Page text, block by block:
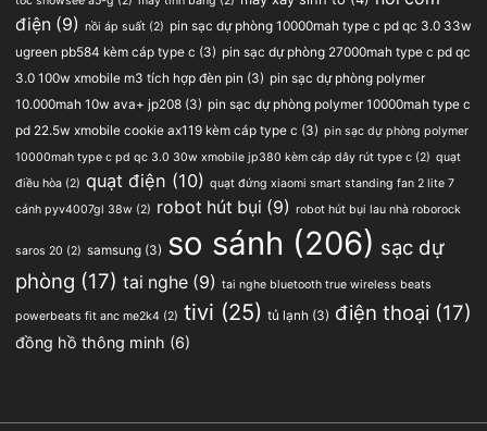
điện (9) nồi áp suất (2) pin sạc dự phòng 10000mah type c pd qc 3.0 33w
ugreen pb584 kèm cáp type c (3) pin sạc dự phòng 27000mah type c pd qc
3.0 100w xmobile m3 tích hợp đèn pin (3) pin sạc dự phòng polymer
10.000mah 10w ava+ jp208 (3) pin sạc dự phòng polymer 10000mah type c
pd 22.5w xmobile cookie ax119 kèm cáp type c (3) pin sạc dự phòng polymer
10000mah type c pd qc 3.0 30w xmobile jp380 kèm cáp dây rút type c (2) quạt
điều hòa (2) quạt điện (10) quạt đứng xiaomi smart standing fan 2 lite 7
cánh pyv4007gl 38w (2) robot hút bụi (9) robot hút bụi lau nhà roborock
saros 20 (2) samsung (3) so sánh (206) sạc dự
phòng (17) tai nghe (9) tai nghe bluetooth true wireless beats
powerbeats fit anc me2k4 (2) tivi (25) tủ lạnh (3) điện thoại (17)
đồng hồ thông minh (6)